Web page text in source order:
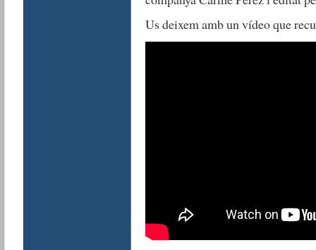
Us deixem amb un vídeo que